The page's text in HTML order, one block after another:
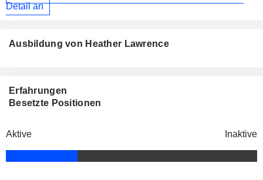
Detail an
Ausbildung von Heather Lawrence
Erfahrungen
Besetzte Positionen
Aktive Inaktive